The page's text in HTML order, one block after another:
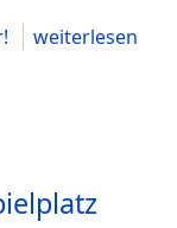
weiterlesen